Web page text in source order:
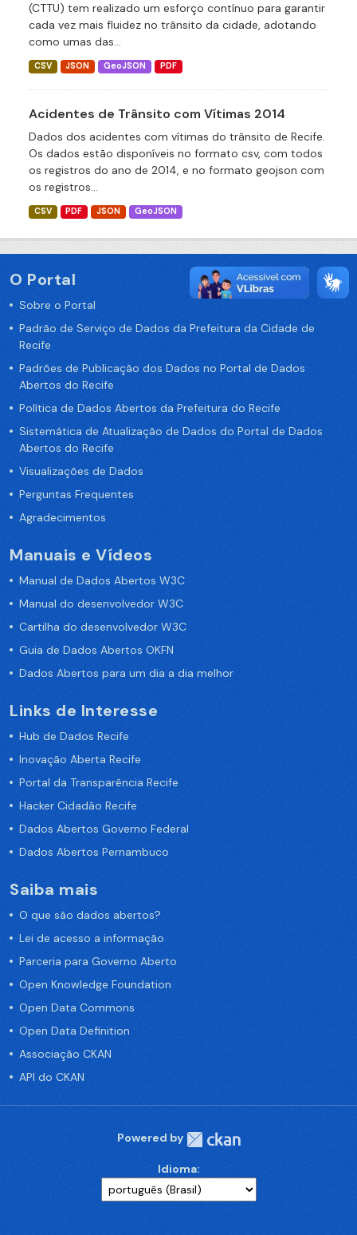
(CTTU) tem realizado um esforço contínuo para garantir
cada vez mais fluidez no trânsito da cidade, adotando
como umas das...
CSV JSON GeoJSON PDF
Acidentes de Trânsito com Vítimas 2014
Dados dos acidentes com vítimas do trânsito de Recife.
Os dados estão disponíveis no formato csv, com todos
os registros do ano de 2014, e no formato geojson com
os registros...
CSV PDF JSON GeoJSON
O Portal
Sobre o Portal
Padrão de Serviço de Dados da Prefeitura da Cidade de
Recife
Padrões de Publicação dos Dados no Portal de Dados
Abertos do Recife
Política de Dados Abertos da Prefeitura do Recife
Sistemática de Atualização de Dados do Portal de Dados
Abertos do Recife
Visualizações de Dados
Perguntas Frequentes
Agradecimentos
Manuais e Vídeos
Manual de Dados Abertos W3C
Manual do desenvolvedor W3C
Cartilha do desenvolvedor W3C
Guia de Dados Abertos OKFN
Dados Abertos para um dia a dia melhor
Links de Interesse
Hub de Dados Recife
Inovação Aberta Recife
Portal da Transparência Recife
Hacker Cidadão Recife
Dados Abertos Governo Federal
Dados Abertos Pernambuco
Saiba mais
O que são dados abertos?
Lei de acesso a informação
Parceria para Governo Aberto
Open Knowledge Foundation
Open Data Commons
Open Data Definition
Associação CKAN
API do CKAN
Powered by
Idioma